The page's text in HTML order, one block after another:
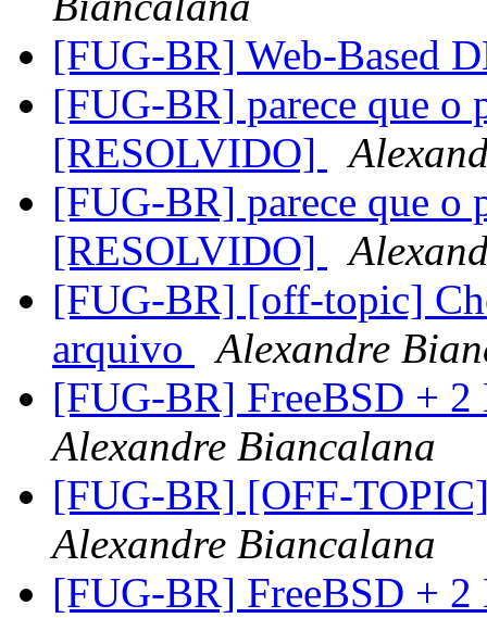
[FUG-BR] Web-Based
[FUG-BR] parece que o
[RESOLVIDO]
[FUG-BR] parece que o
[RESOLVIDO]
[FUG-BR] [off-topic]
arquivo
Alexandre
[FUG-BR] FreeBSD +
Alexandre Biancalana
[FUG-BR] [OFF-
Alexandre Biancalana
[FUG-BR] FreeBSD +